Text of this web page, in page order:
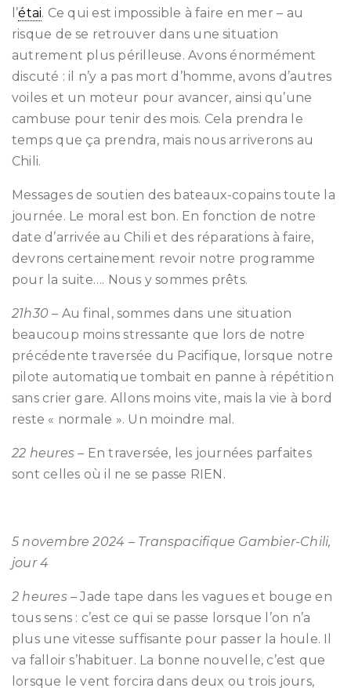
l’étai. Ce qui est impossible à faire en mer – au
risque de se retrouver dans une situation
autrement plus périlleuse. Avons énormément
discuté : il n’y a pas mort d’homme, avons d’autres
voiles et un moteur pour avancer, ainsi qu’une
cambuse pour tenir des mois. Cela prendra le
temps que ça prendra, mais nous arriverons au
Chili.
Messages de soutien des bateaux-copains toute la
journée. Le moral est bon. En fonction de notre
date d’arrivée au Chili et des réparations à faire,
devrons certainement revoir notre programme
pour la suite…. Nous y sommes prêts.
21h30 – Au final, sommes dans une situation
beaucoup moins stressante que lors de notre
précédente traversée du Pacifique, lorsque notre
pilote automatique tombait en panne à répétition
sans crier gare. Allons moins vite, mais la vie à bord
reste « normale ». Un moindre mal.
22 heures – En traversée, les journées parfaites
sont celles où il ne se passe RIEN.
5 novembre 2024 – Transpacifique Gambier-Chili,
jour 4
2 heures– Jade tape dans les vagues et bouge en
tous sens : c’est ce qui se passe lorsque l’on n’a
plus une vitesse suffisante pour passer la houle. Il
va falloir s’habituer. La bonne nouvelle, c’est que
lorsque le vent forcira dans deux ou trois jours,